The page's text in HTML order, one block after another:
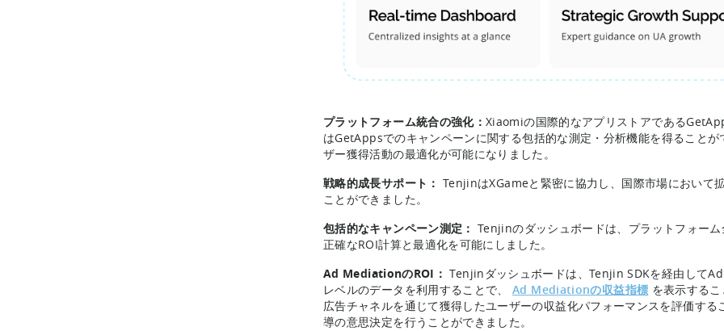
プラットフォーム統合の強化：Xiaomiの国際的なアプリストアである
はGetAppsでのキャンペーンに関する包括的な測定・分析機能を得ること
ザー獲得活動の最適化が可能になりました。
戦略的成長サポート： TenjinはXGameと緊密に協力し、国際市場において
ことができました。
包括的なキャンペーン測定： Tenjinのダッシュボードは、プラットフォー
正確なROI計算と最適化を可能にしました。
Ad MediationのROI： Tenjinダッシュボードは、Tenjin SDKを経由して
レベルのデータを利用することで、Ad Mediationの収益指標 を表示する
広告チャネルを通じて獲得したユーザーの収益化パフォーマンスを評価す
導の意思決定を行うことができました。